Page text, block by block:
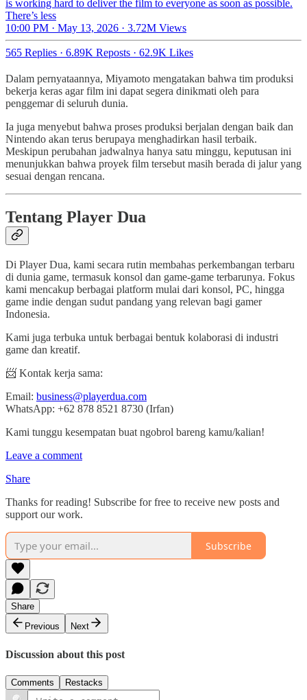
is working hard to deliver the film to everyone as soon as possible.
There’s less
10:00 PM · May 13, 2026 · 3.72M Views
565 Replies · 6.89K Reposts · 62.9K Likes
Dalam pernyataannya, Miyamoto mengatakan bahwa tim produksi
bekerja keras agar film ini dapat segera dinikmati oleh para
penggemar di seluruh dunia.
Ia juga menyebut bahwa proses produksi berjalan dengan baik dan
Nintendo akan terus berupaya menghadirkan hasil terbaik.
Meskipun perubahan jadwalnya hanya satu minggu, keputusan ini
menunjukkan bahwa proyek film tersebut masih berada di jalur yang
sesuai dengan rencana.
Tentang Player Dua
Di Player Dua, kami secara rutin membahas perkembangan terbaru
di dunia game, termasuk konsol dan game-game terbarunya. Fokus
kami mencakup berbagai platform mulai dari konsol, PC, hingga
game indie dengan sudut pandang yang relevan bagi gamer
Indonesia.
Kami juga terbuka untuk berbagai bentuk kolaborasi di industri
game dan kreatif.
📨 Kontak kerja sama:
Email: business@playerdua.com
WhatsApp: +62 878 8521 8730 (Irfan)
Kami tunggu kesempatan buat ngobrol bareng kamu/kalian!
Leave a comment
Share
Thanks for reading! Subscribe for free to receive new posts and
support our work.
Subscribe
Share
Previous
Next
Discussion about this post
Comments Restacks